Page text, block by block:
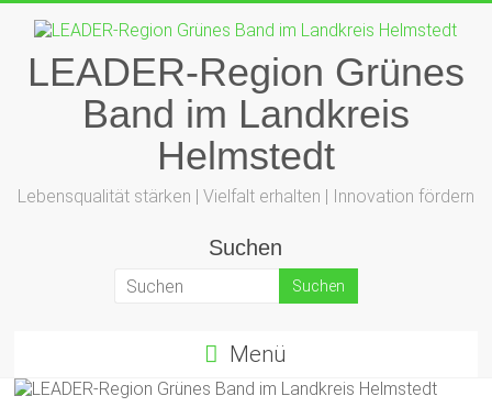
Inhalt
springenLEADER-Region Grünes
Band im Landkreis
Helmstedt
Lebensqualität stärken | Vielfalt erhalten | Innovation fördern
Suchen
Menü